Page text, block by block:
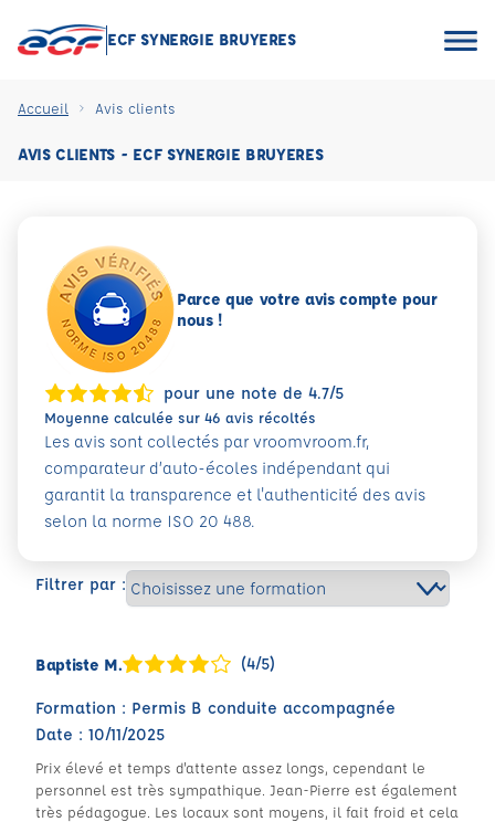
ECF SYNERGIE BRUYERES
Accueil Avis clients
AVIS CLIENTS - ECF SYNERGIE BRUYERES
Filtrer par :
Baptiste M. (4/5)
Formation : Permis B conduite accompagnée
Date : 10/11/2025
Prix élevé et temps d'attente assez longs, cependant le
personnel est très sympathique. Jean-Pierre est également
très pédagogue. Les locaux sont moyens, il fait froid et cela
Parce que votre avis compte pour
nous !
pour une note de 4.7/5
Moyenne calculée sur 46 avis récoltés
Les avis sont collectés par vroomvroom.fr,
comparateur d’auto-écoles indépendant qui
garantit la transparence et l'authenticité des avis
selon la norme ISO 20 488.